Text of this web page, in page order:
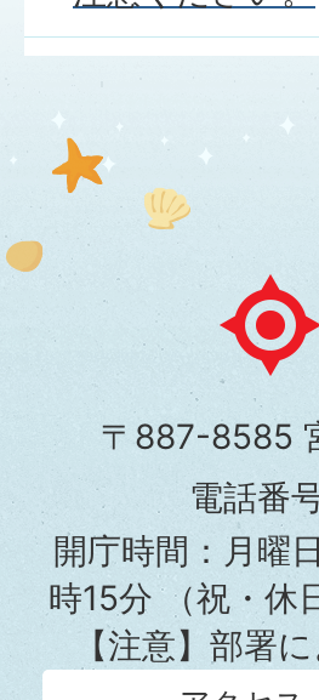
日
南
市
役
所
〒887-8585
電話番
開庁時間：月曜
時15分（祝・休
【注意】部署